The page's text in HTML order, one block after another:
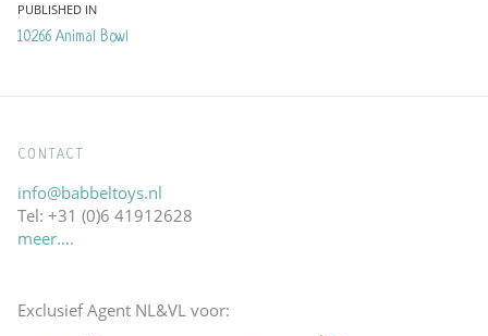
Bericht
navigatie
PUBLISHED IN
10266 Animal Bowl
CONTACT
info@babbeltoys.nl
Tel: +31 (0)6 41912628
meer….
Exclusief Agent NL&VL voor: